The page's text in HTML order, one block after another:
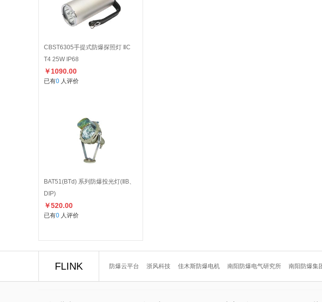
CBST6305手提式防爆探照灯 ⅡC
T4 25W IP68
￥1090.00
已有0 人评价
BAT51(BTd) 系列防爆投光灯(ⅡB、
DIP)
￥520.00
已有0 人评价
FLINK 防爆云平台 浙风科技 佳木斯防爆电机 南阳防爆电气研究所 南阳防爆集